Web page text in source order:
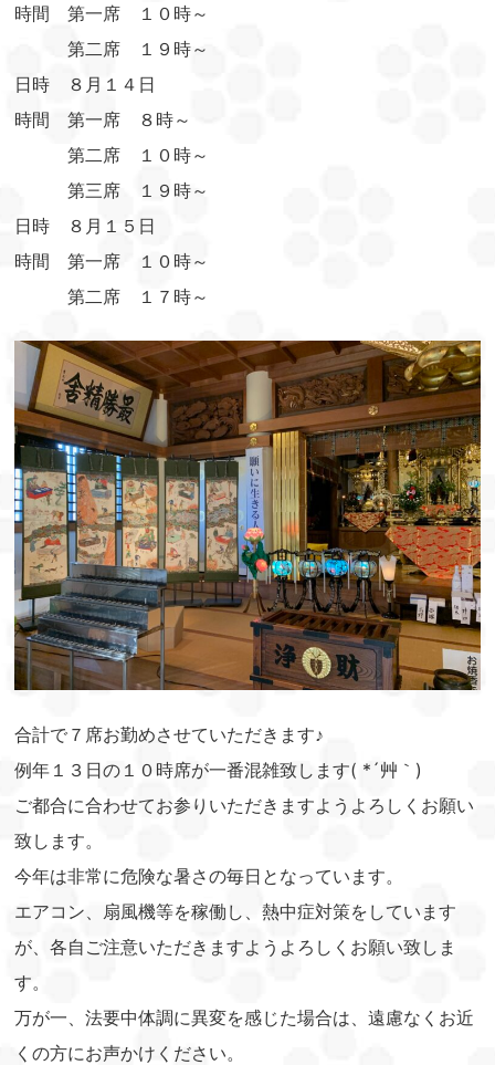
時間 第一席 １０時～
第二席 １９時～
日時 ８月１４日
時間 第一席 ８時～
第二席 １０時～
第三席 １９時～
日時 ８月１５日
時間 第一席 １０時～
第二席 １７時～
合計で７席お勤めさせていただきます♪
例年１３日の１０時席が一番混雑致します( *´艸｀)
ご都合に合わせてお参りいただきますようよろしくお願い
致します。
今年は非常に危険な暑さの毎日となっています。
エアコン、扇風機等を稼働し、熱中症対策をしています
が、各自ご注意いただきますようよろしくお願い致しま
す。
万が一、法要中体調に異変を感じた場合は、遠慮なくお近
くの方にお声かけください。